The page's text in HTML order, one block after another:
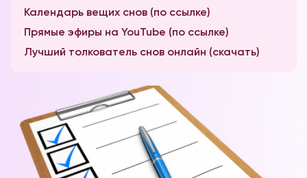
Календарь вещих снов (по ссылке)
Прямые эфиры на YouTube (по ссылке)
Лучший толкователь снов онлайн (скачать)